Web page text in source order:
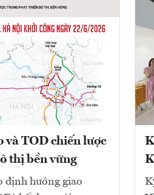
TOD chiến lược
thị bền vững
định hướng giao